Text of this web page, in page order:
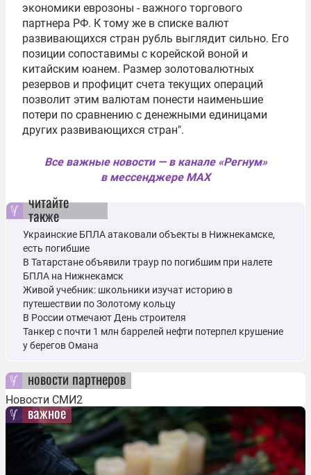
экономики еврозоны - важного торгового
партнера РФ. К тому же в списке валют
развивающихся стран рубль выглядит сильно. Его
позиции сопоставимы с корейской воной и
китайским юанем. Размер золотовалютных
резервов и профицит счета текущих операций
позволит этим валютам понести наименьшие
потери по сравнению с денежными единицами
других развивающихся стран".
Все важные новости — в канале «Регнум»
в мессенджере MAX
читайте
также
Украинские БПЛА атаковали объекты в Нижнекамске,
есть погибшие
В Татарстане объявили траур по погибшим при налете
БПЛА на Нижнекамск
Живой учебник: школьники изучат историю в
путешествии по Золотому кольцу
В России отмечают День строителя
Танкер с почти 1 млн баррелей нефти потерпел крушение
у берегов Омана
новости партнеров
Новости СМИ2
важное